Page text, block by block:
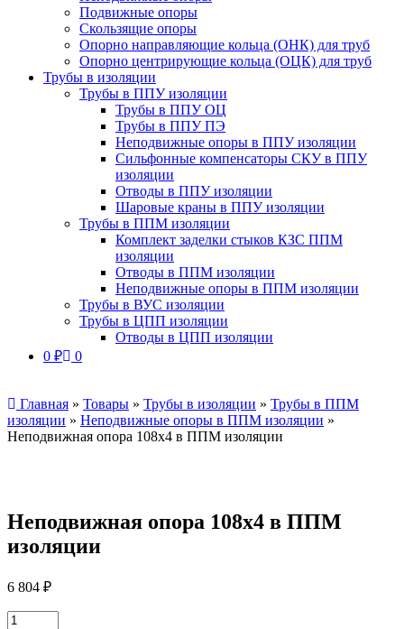
Подвижные опоры
Скользящие опоры
Опорно направляющие кольца (ОНК) для труб
Опорно центрирующие кольца (ОЦК) для труб
Трубы в изоляции
Трубы в ППУ изоляции
Трубы в ППУ ОЦ
Трубы в ППУ ПЭ
Неподвижные опоры в ППУ изоляции
Сильфонные компенсаторы СКУ в ППУ
изоляции
Отводы в ППУ изоляции
Шаровые краны в ППУ изоляции
Трубы в ППМ изоляции
Комплект заделки стыков КЗС ППМ
изоляции
Отводы в ППМ изоляции
Неподвижные опоры в ППМ изоляции
Трубы в ВУС изоляции
Трубы в ЦПП изоляции
Отводы в ЦПП изоляции
0 ₽ 0
Главная » Товары » Трубы в изоляции » Трубы в ППМ
изоляции » Неподвижные опоры в ППМ изоляции »
Неподвижная опора 108х4 в ППМ изоляции
Неподвижная опора 108х4 в ППМ
изоляции
6 804 ₽